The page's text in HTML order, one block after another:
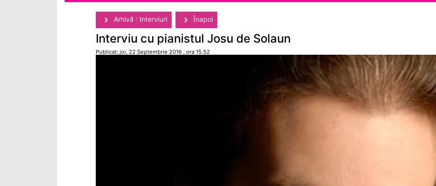
Arhivă : Interviuri Înapoi
Interviu cu pianistul Josu de Solaun
Publicat: joi, 22 Septembrie 2016 , ora 15.52